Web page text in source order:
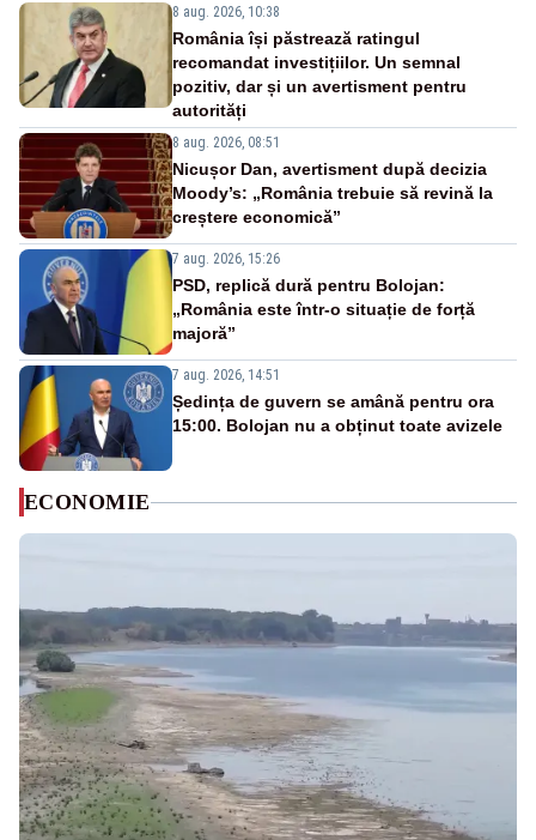
8 aug. 2026, 10:38
România își păstrează ratingul
recomandat investițiilor. Un semnal
pozitiv, dar și un avertisment pentru
autorități
8 aug. 2026, 08:51
Nicușor Dan, avertisment după decizia
Moody’s: „România trebuie să revină la
creștere economică”
7 aug. 2026, 15:26
PSD, replică dură pentru Bolojan:
„România este într-o situație de forță
majoră”
7 aug. 2026, 14:51
Ședința de guvern se amână pentru ora
15:00. Bolojan nu a obținut toate avizele
ECONOMIE